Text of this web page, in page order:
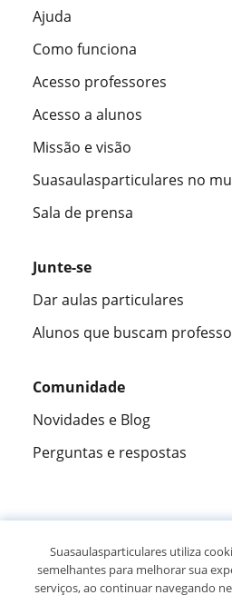
Ajuda
Como funciona
Acesso professores
Acesso a alunos
Missão e visão
Suasaulasparticulares no
Sala de prensa
Junte-se
Dar aulas particulares
Alunos que buscam
Comunidade
Novidades e Blog
Perguntas e respostas
305883opiniões
Suasaulasparticulares utiliza
semelhantes para melhorar sua
serviços, ao continuar navegando